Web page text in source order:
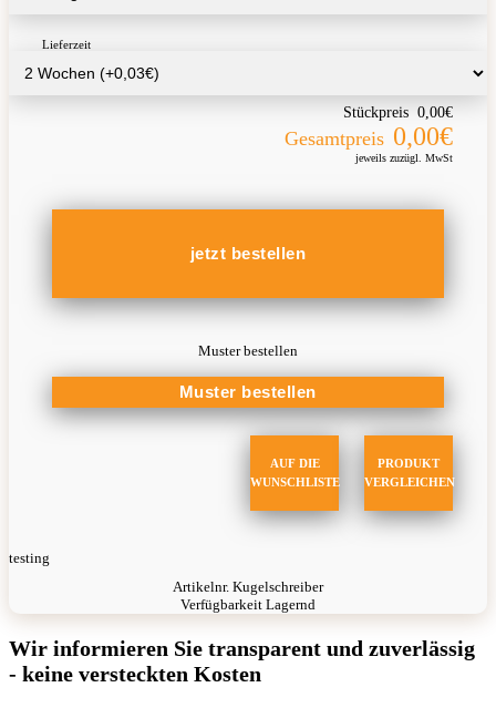
Lieferzeit
Stückpreis 0,00€
Gesamtpreis 0,00€
jeweils zuzügl. MwSt
Muster bestellen
AUF DIE
WUNSCHLISTE
PRODUKT
VERGLEICHEN
testing
Artikelnr. Kugelschreiber
Verfügbarkeit Lagernd
Wir informieren Sie transparent und zuverlässig
- keine versteckten Kosten